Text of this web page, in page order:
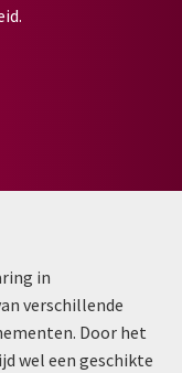
in
verschillende
Door het
wel een geschikte